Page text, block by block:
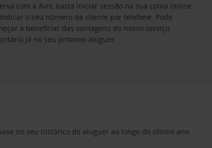
com a Avis, basta iniciar sessão na sua conta online
o seu número de cliente por telefone. Pode
a beneficiar das vantagens do nosso serviço
já no seu próximo aluguer.
no seu histórico de aluguer ao longo do último ano